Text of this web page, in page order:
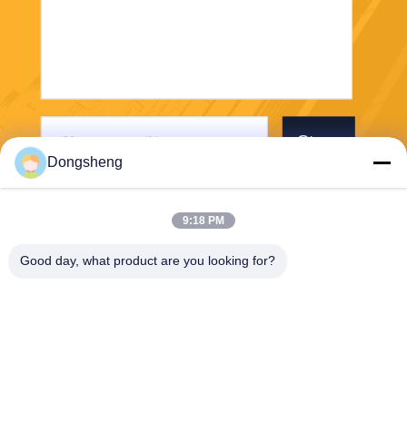
Stuur
Dongsheng
9:18 PM
Good day, what product are you looking for?